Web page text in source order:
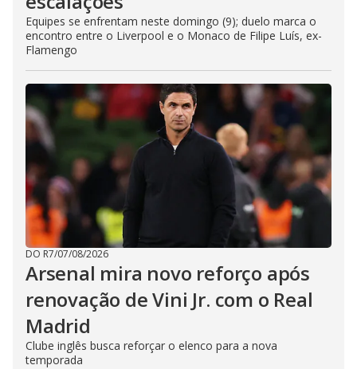
Equipes se enfrentam neste domingo (9); duelo marca o
encontro entre o Liverpool e o Monaco de Filipe Luís, ex-
Flamengo
DO R7/07/08/2026
Arsenal mira novo reforço após
renovação de Vini Jr. com o Real
Madrid
Clube inglês busca reforçar o elenco para a nova
temporada